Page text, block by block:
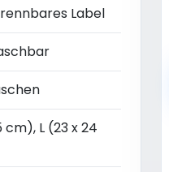
Label
cm), L (23 x 24